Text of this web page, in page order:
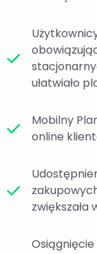
ułatwiało
Mobilny
online